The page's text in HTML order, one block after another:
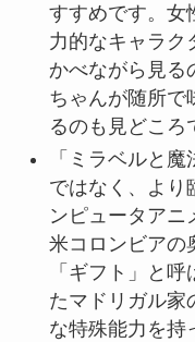
すすめです。女
力的なキャラク
かべながら見る
ちゃんが随所で
るのも見どころ
「ミラベルと
ではなく、より
ンピュータアニ
米コロンビアの
「ギフト」と
たマドリガル家
な特殊能力を持